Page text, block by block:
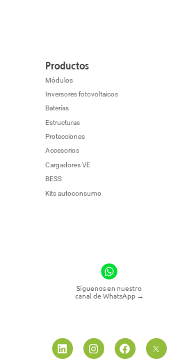
Productos
Módulos
Inversores fotovoltaicos
Baterías
Estructuras
Protecciones
Accesorios
Cargadores VE
BESS
Kits autoconsumo
Síguenos en nuestro
canal de WhatsApp →